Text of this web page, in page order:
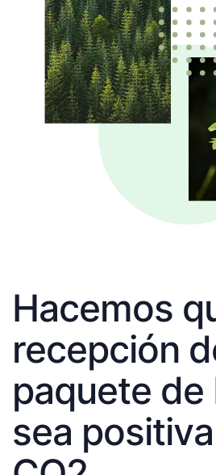
Hacemos
recepción
paquete de
sea